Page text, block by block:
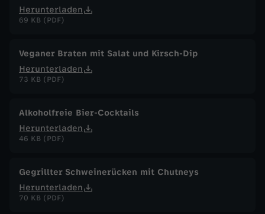
Herunterladen
69 KB (PDF)
Veganer Braten mit Salat und Kirsch-Dip
Herunterladen
73 KB (PDF)
Alkoholfreie Bier-Cocktails
Herunterladen
46 KB (PDF)
Gegrillter Schweinerücken mit Chutneys
Herunterladen
70 KB (PDF)